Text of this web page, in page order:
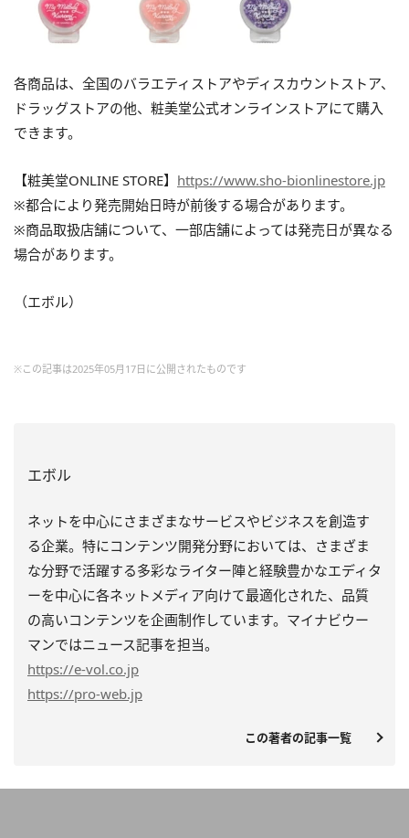
各商品は、全国のバラエティストアやディスカウントストア、
ドラッグストアの他、粧美堂公式オンラインストアにて購入
できます。
【粧美堂ONLINE STORE】 https://www.sho-bionlinestore.jp
※都合により発売開始日時が前後する場合があります。
※商品取扱店舗について、一部店舗によっては発売日が異なる
場合があります。
（エボル）
※この記事は2025年05月17日に公開されたものです
エボル
ネットを中心にさまざまなサービスやビジネスを創造す
る企業。特にコンテンツ開発分野においては、さまざま
な分野で活躍する多彩なライター陣と経験豊かなエディタ
ーを中心に各ネットメディア向けて最適化された、品質
の高いコンテンツを企画制作しています。マイナビウー
マンではニュース記事を担当。
https://e-vol.co.jp
https://pro-web.jp
この著者の記事一覧